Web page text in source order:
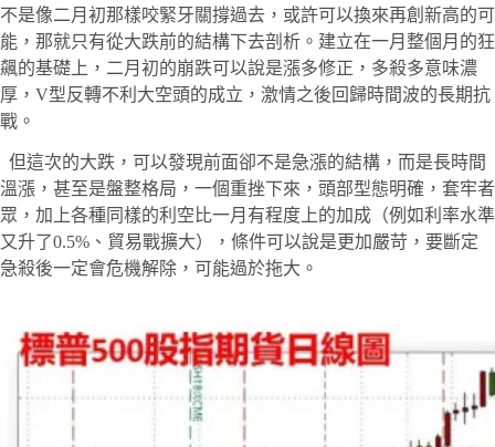
不是像二月初那樣咬緊牙關撐過去，或許可以換來再創新高的可
能，那就只有從大跌前的結構下去剖析。建立在一月整個月的狂
飆的基礎上，二月初的崩跌可以說是漲多修正，多殺多意味濃
厚，V型反轉不利大空頭的成立，激情之後回歸時間波的長期抗
戰。
但這次的大跌，可以發現前面卻不是急漲的結構，而是長時間
溫漲，甚至是盤整格局，一個重挫下來，頭部型態明確，套牢者
眾，加上各種同樣的利空比一月有程度上的加成（例如利率水準
又升了0.5%、貿易戰擴大），條件可以說是更加嚴苛，要斷定
急殺後一定會危機解除，可能過於拖大。